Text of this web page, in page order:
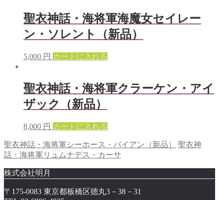
聖衣神話・海将軍海魔女セイレー
ン・ソレント（新品）
5,000 円 カートに入れる
聖衣神話・海将軍クラーケン・アイ
ザック（新品）
8,000 円 カートに入れる
聖衣神話・海将軍シーホース・バイアン（新品）
聖衣神
話・海将軍リュムナデス・カーサ
株式会社明月
〒175-0083 東京都板橋区徳丸3－38－31